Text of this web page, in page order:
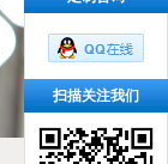
扫描关注我们